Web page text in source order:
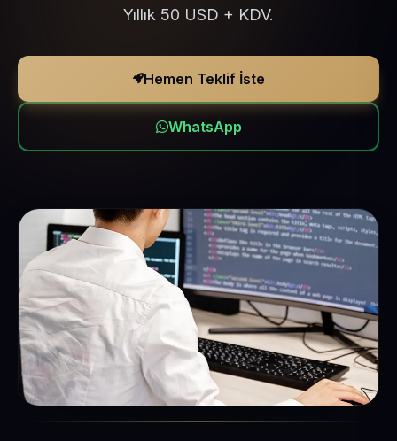
Yıllık 50 USD + KDV.
Hemen Teklif İste
WhatsApp